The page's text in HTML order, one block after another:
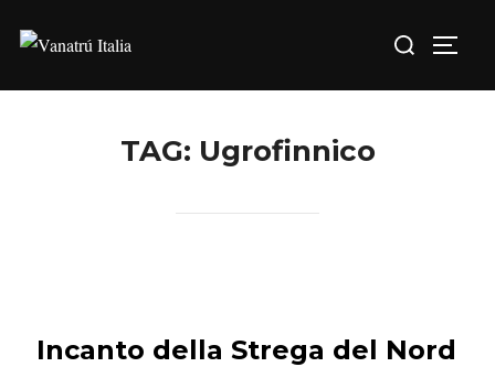
TAG: Ugrofinnico
Incanto della Strega del Nord